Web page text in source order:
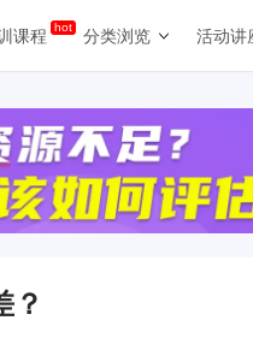
课程 分类浏览 活动讲
？